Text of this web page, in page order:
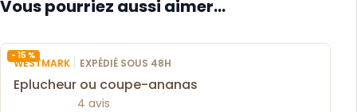
Vous pourriez aussi aimer...
- 15 %
WESTMARK | EXPÉDIÉ SOUS 48H
Eplucheur ou coupe-ananas
4 avis